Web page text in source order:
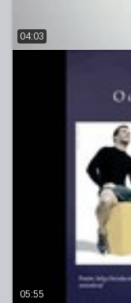
04:03
05:55